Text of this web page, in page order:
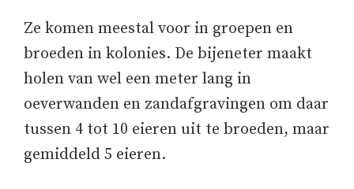
Ze komen meestal voor in groepen en
broeden in kolonies. De bijeneter maakt
holen van wel een meter lang in
oeverwanden en zandafgravingen om daar
tussen 4 tot 10 eieren uit te broeden, maar
gemiddeld 5 eieren.